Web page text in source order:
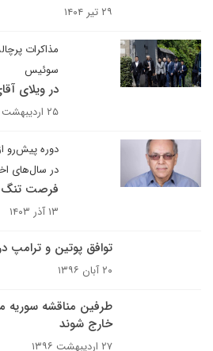
۲۹ تیر ۱۴۰۴
مذاکرات
سوئیس
در ویلای
۲۵ اردیبهشت ۱۴۰۴
دوره پیش‌رو
در سال‌های
فرصت تنگ
۱۳ آذر ۱۴۰۳
توافق پوتین و ترامپ
۲۰ آبان ۱۳۹۶
طرفین مناقشه سوریه
خارج شوند
۲۷ اردیبهشت ۱۳۹۶